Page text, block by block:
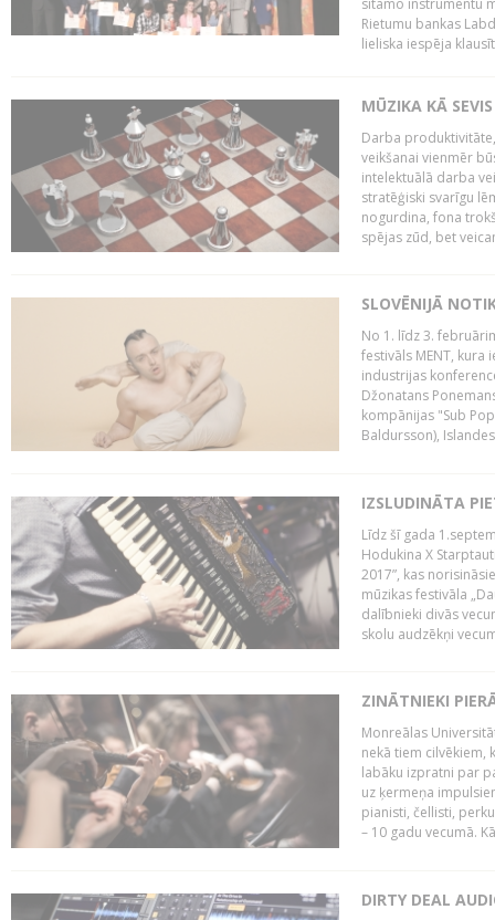
sitamo instrumentu
Rietumu bankas
lieliska iespēja
MŪZIKA KĀ
Darba
veikšanai vienmēr
intelektuālā darba
stratēģiski svarīgu
nogurdina, fona
spējas zūd, bet
SLOVĒNIJĀ
No 1. līdz 3.
festivāls MENT, kura
industrijas
Džonatans
kompānijas "Sub
Baldursson),
IZSLUDINĀTA
Līdz šī gada
Hodukina X
2017”, kas
mūzikas festivāla
dalībnieki divās
skolu audzēkņi
ZINĀTNIEKI
Monreālas
nekā tiem cilvēkiem,
labāku izpratni par
uz ķermeņa
pianisti, čellisti,
– 10 gadu vecumā.
DIRTY DEAL